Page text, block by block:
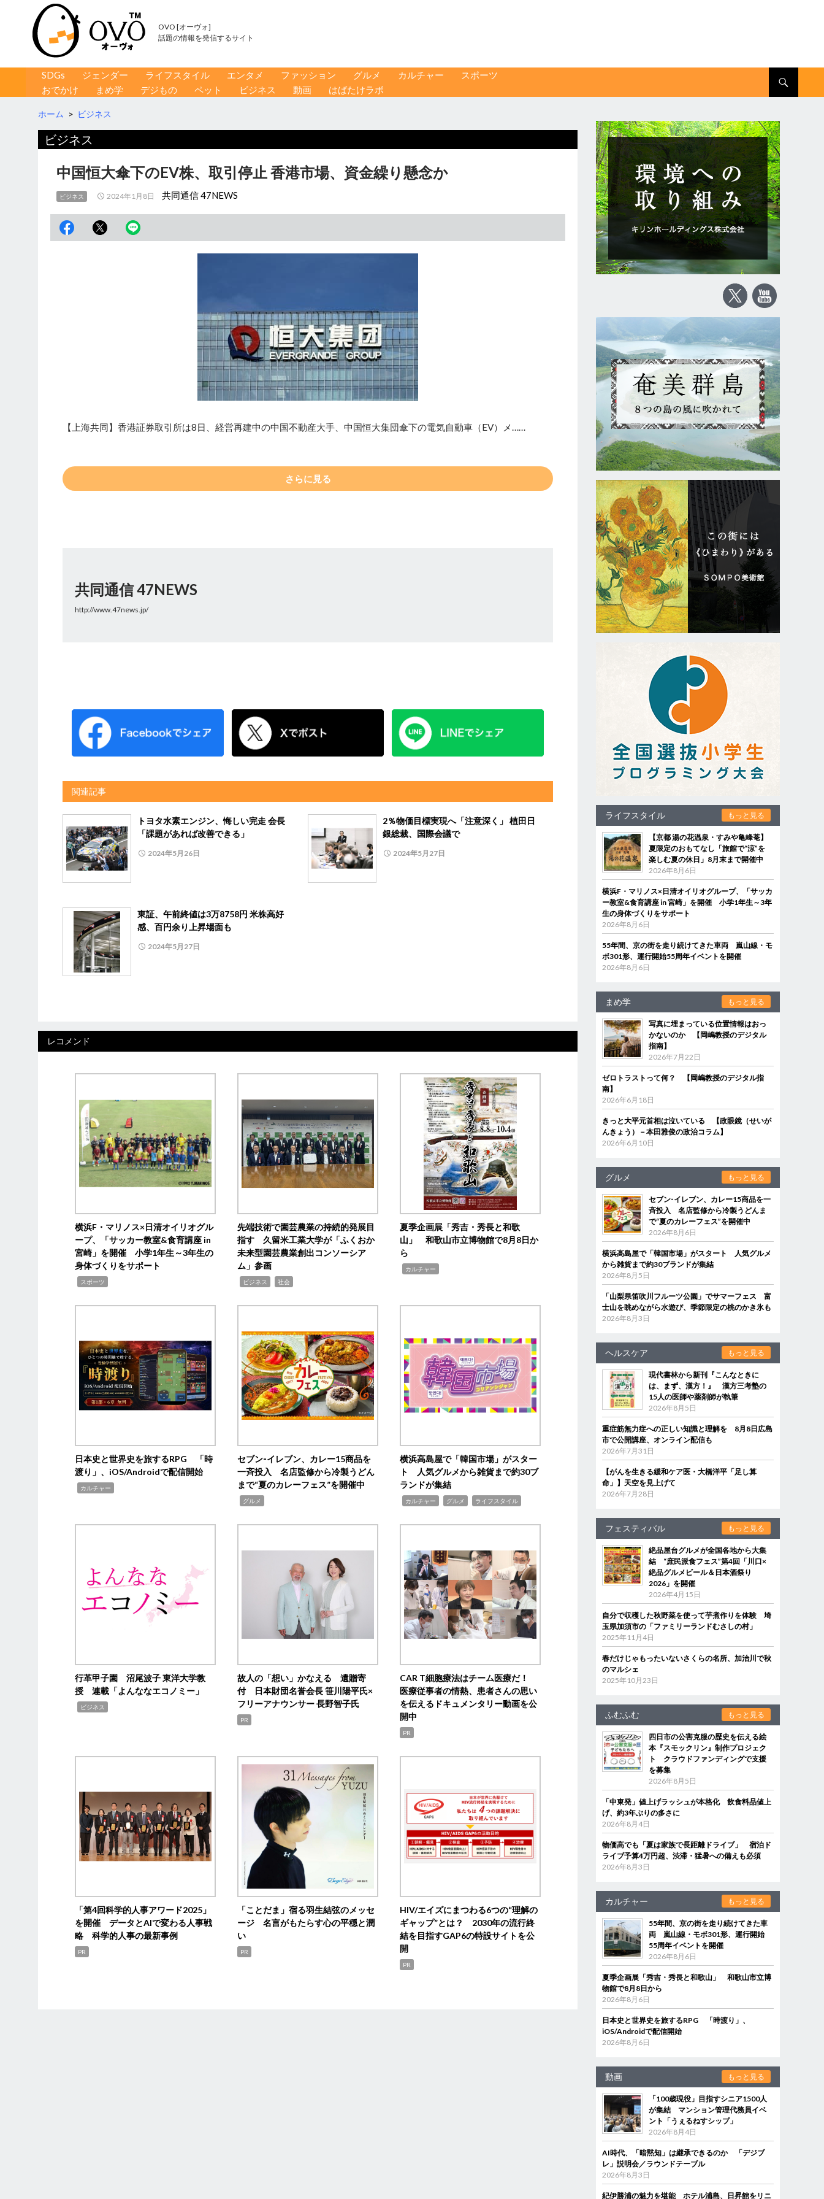
OVO [オーヴォ]
話題の情報を発信するサイト
コンテンツへ移動
SDGs ジェンダー ライフスタイル エンタメ ファッション グルメ カルチャー
スポーツ
おでかけ
まめ学 デジもの ペット ビジネス 動画 はばたけラボ
ホーム > ビジネス
ビジネス
中国恒大傘下のEV株、取引停止 香港市場、資金繰り懸念か
ビジネス 2024年1月8日 共同通信 47NEWS
【上海共同】香港証券取引所は8日、経営再建中の中国不動産大手、中国恒大集団傘下の電気自動車（EV）メ……
さらに見る
共同通信 47NEWS
http://www.47news.jp/
関連記事
トヨタ水素エンジン、悔しい完走 会長
「課題があれば改善できる」
2024年5月26日
2％物価目標実現へ「注意深く」 植田日
銀総裁、国際会議で
2024年5月27日
東証、午前終値は3万8758円 米株高好
感、百円余り上昇場面も
2024年5月27日
レコメンド
横浜F・マリノス×日清オイリオグル
ープ、「サッカー教室&食育講座 in
宮崎」を開催 小学1年生～3年生の
身体づくりをサポート
スポーツ
先端技術で園芸農業の持続的発展目
指す 久留米工業大学が「ふくおか
未来型園芸農業創出コンソーシア
ム」参画
ビジネス 社会
夏季企画展「秀吉・秀長と和歌
山」 和歌山市立博物館で8月8日か
ら
カルチャー
日本史と世界史を旅するRPG 「時
渡り」、iOS/Androidで配信開始
カルチャー
セブン‐イレブン、カレー15商品を
一斉投入 名店監修から冷製うどん
まで“夏のカレーフェス”を開催中
グルメ
横浜高島屋で「韓国市場」がスター
ト 人気グルメから雑貨まで約30ブ
ランドが集結
カルチャー グルメ ライフスタイル
行革甲子園 沼尾波子 東洋大学教
授 連載「よんななエコノミー」
ビジネス
故人の「想い」かなえる 遺贈寄
付 日本財団名誉会長 笹川陽平氏×
フリーアナウンサー 長野智子氏
PR
CAR T細胞療法はチーム医療だ！
医療従事者の情熱、患者さんの思い
を伝えるドキュメンタリー動画を公
開中
PR
「第4回科学的人事アワード2025」
を開催 データとAIで変わる人事戦
略 科学的人事の最新事例
PR
「ことだま」宿る羽生結弦のメッセ
ージ 名言がもたらす心の平穏と潤
い
PR
HIV/エイズにまつわる6つの“理解の
ギャップ”とは？ 2030年の流行終
結を目指すGAP6の特設サイトを公
開
PR
ライフスタイル もっと見る
【京都 湯の花温泉・すみや亀峰菴】
夏限定のおもてなし「旅館で“涼”を
楽しむ夏の休日」8月末まで開催中
2026年8月6日
横浜F・マリノス×日清オイリオグループ、「サッカ
ー教室&食育講座 in 宮崎」を開催 小学1年生～3年
生の身体づくりをサポート
2026年8月6日
55年間、京の街を走り続けてきた車両 嵐山線・モ
ボ301形、運行開始55周年イベントを開催
2026年8月6日
まめ学 もっと見る
写真に埋まっている位置情報はおっ
かないのか 【岡嶋教授のデジタル
指南】
2026年7月22日
ゼロトラストって何？ 【岡嶋教授のデジタル指
南】
2026年6月18日
きっと大平元首相は泣いている 【政眼鏡（せいが
んきょう）－本田雅俊の政治コラム】
2026年6月10日
グルメ もっと見る
セブン‐イレブン、カレー15商品を一
斉投入 名店監修から冷製うどんま
で“夏のカレーフェス”を開催中
2026年8月6日
横浜高島屋で「韓国市場」がスタート 人気グルメ
から雑貨まで約30ブランドが集結
2026年8月5日
「山梨県笛吹川フルーツ公園」でサマーフェス 富
士山を眺めながら水遊び、季節限定の桃のかき氷も
2026年8月3日
ヘルスケア もっと見る
現代書林から新刊『こんなときに
は、まず、漢方！』 漢方三考塾の
15人の医師や薬剤師が執筆
2026年8月5日
重症筋無力症への正しい知識と理解を 8月8日広島
市で公開講座、オンライン配信も
2026年7月31日
【がんを生きる緩和ケア医・大橋洋平「足し算
命」】天空を見上げて
2026年7月28日
フェスティバル もっと見る
絶品屋台グルメが全国各地から大集
結 “庶民派食フェス”第4回「川口×
絶品グルメビール＆日本酒祭り
2026」を開催
2026年4月15日
自分で収穫した秋野菜を使って芋煮作りを体験 埼
玉県加須市の「ファミリーランドむさしの村」
2025年11月4日
春だけじゃもったいないさくらの名所、加治川で秋
のマルシェ
2025年10月23日
ふむふむ もっと見る
四日市の公害克服の歴史を伝える絵
本『スモックリン』制作プロジェク
ト クラウドファンディングで支援
を募集
2026年8月5日
「中東発」値上げラッシュが本格化 飲食料品値上
げ、約3年ぶりの多さに
2026年8月4日
物価高でも「夏は家族で長距離ドライブ」 宿泊ド
ライブ予算4万円超、渋滞・猛暑への備えも必須
2026年8月3日
カルチャー もっと見る
55年間、京の街を走り続けてきた車
両 嵐山線・モボ301形、運行開始
55周年イベントを開催
2026年8月6日
夏季企画展「秀吉・秀長と和歌山」 和歌山市立博
物館で8月8日から
2026年8月6日
日本史と世界史を旅するRPG 「時渡り」、
iOS/Androidで配信開始
2026年8月6日
動画 もっと見る
「100歳現役」目指すシニア1500人
が集結 マンション管理代務員イベ
ント「うぇるねすシップ」
2026年8月4日
AI時代、「暗黙知」は継承できるのか 「デジブ
レ」説明会／ラウンドテーブル
2026年8月3日
紀伊勝浦の魅力を堪能 ホテル浦島、日昇館をリニ